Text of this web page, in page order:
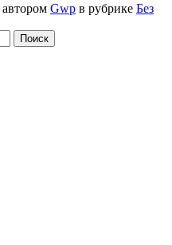
автором Gwp в рубрике Без